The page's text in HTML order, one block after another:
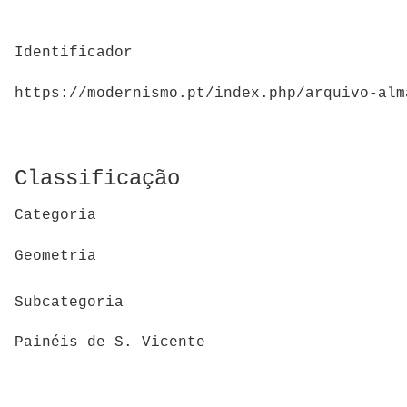
Identificador
https://modernismo.pt/index.php/arquivo-
Classificação
Categoria
Geometria
Subcategoria
Painéis de S. Vicente